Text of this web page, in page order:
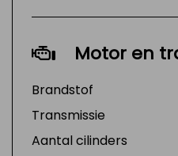
Motor en
Brandstof
Transmissie
Aantal cilinders